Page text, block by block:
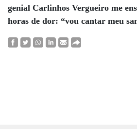
genial Carlinhos Vergueiro me
horas de dor: “vou cantar meu